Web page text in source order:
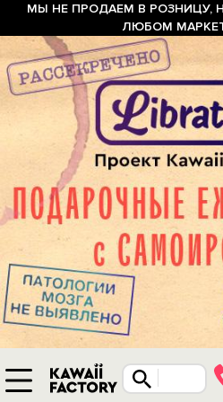
МЫ НЕ ПРОДАЕМ В РОЗНИЦУ,
ЛЮБОМ